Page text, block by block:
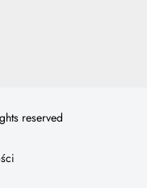
reserved